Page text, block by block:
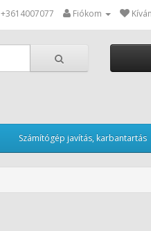
+3614007077 Fiókom
Számítógép javítás, karbantartás